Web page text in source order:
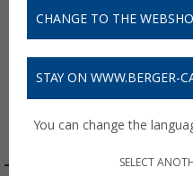
CHANGE TO THE
STAY ON WWW.BERGER-
You can change the
SELECT